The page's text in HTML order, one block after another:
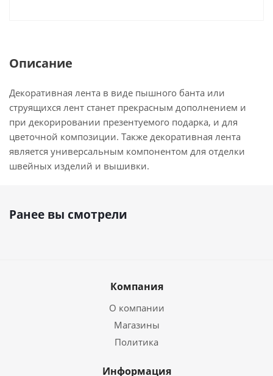
Описание
Декоративная лента в виде пышного банта или
струящихся лент станет прекрасным дополнением и
при декорировании презентуемого подарка, и для
цветочной композиции. Также декоративная лента
является универсальным компонентом для отделки
швейных изделий и вышивки.
Ранее вы смотрели
Компания
О компании
Магазины
Политика
Информация